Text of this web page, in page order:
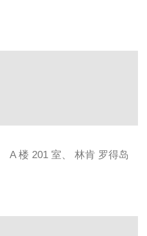
A 楼 201 室、 林肯 罗得岛